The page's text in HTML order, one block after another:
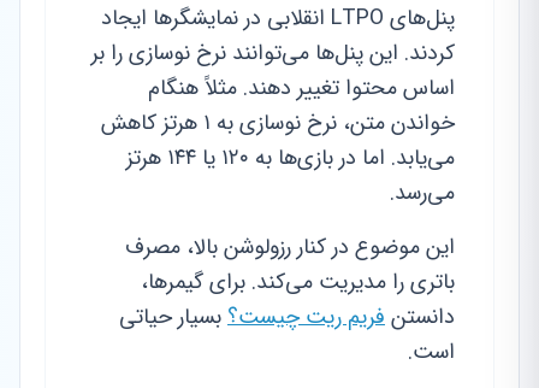
پنل‌های LTPO انقلابی در نمایشگرها ایجاد
کردند. این پنل‌ها می‌توانند نرخ نوسازی را بر
اساس محتوا تغییر دهند. مثلاً هنگام
خواندن متن، نرخ نوسازی به ۱ هرتز کاهش
می‌یابد. اما در بازی‌ها به ۱۲۰ یا ۱۴۴ هرتز
می‌رسد.
این موضوع در کنار رزولوشن بالا، مصرف
باتری را مدیریت می‌کند. برای گیمرها،
دانستنفریم ریت چیست؟بسیار حیاتی
است.